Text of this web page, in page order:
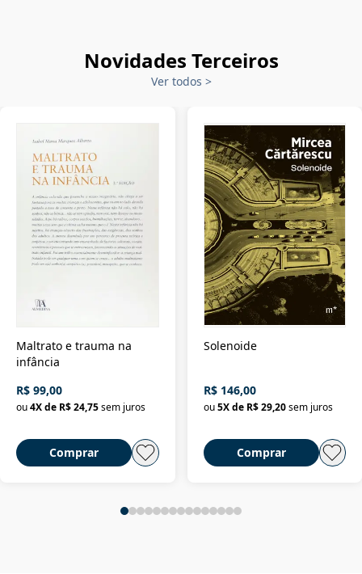
Novidades Terceiros
Ver todos >
Maltrato e trauma na
infância
R$ 99,00
ou4X de R$ 24,75sem juros
Comprar
Solenoide
R$ 146,00
ou 5X de R$ 29,20 sem juros
Comprar